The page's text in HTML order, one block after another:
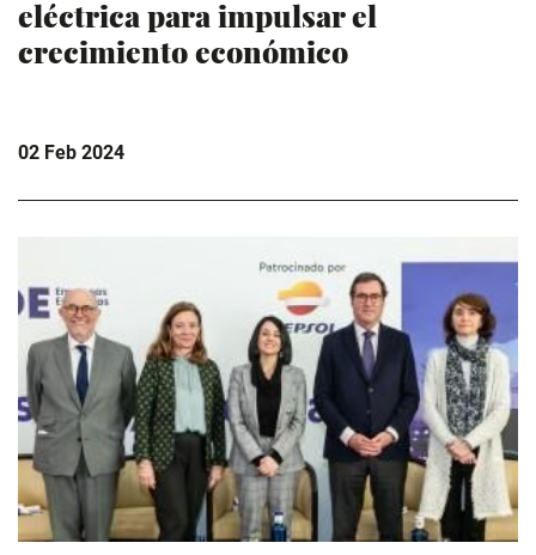
eléctrica para impulsar el
crecimiento económico
02 Feb 2024